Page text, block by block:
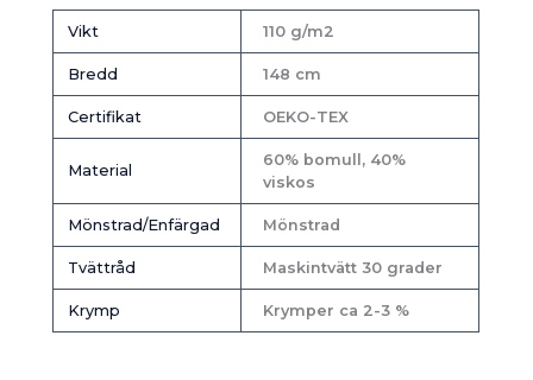
Vikt 110 g/m2
Bredd 148 cm
Certifikat OEKO-TEX
Material
60% bomull, 40%
viskos
Mönstrad/Enfärgad Mönstrad
Tvättråd Maskintvätt 30 grader
Krymp Krymper ca 2-3 %